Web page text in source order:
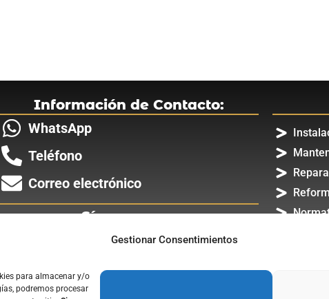
Gestionar Consentimientos
para almacenar y/o
podremos procesar
Información de Contacto:
WhatsApp
Teléfono
Correo electrónico
Síguenos en: